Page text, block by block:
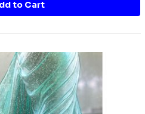
to Cart